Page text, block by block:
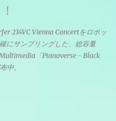
214VC Vienna Concertをロボッ
にサンプリングした、総容量
「Pianoverse - Black
中。